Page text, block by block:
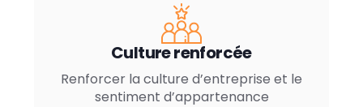
Culture renforcée
Renforcer la culture d’entreprise et le
sentiment d’appartenance